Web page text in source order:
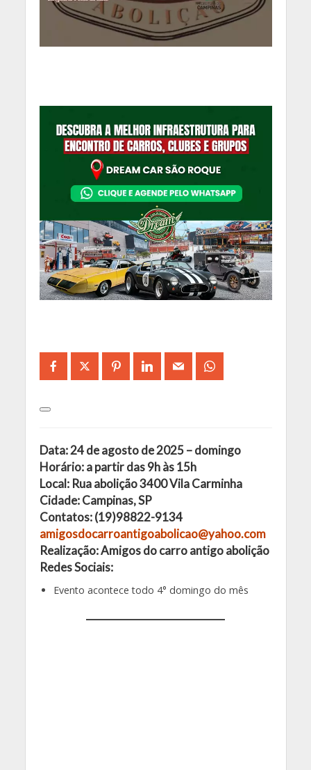
Data: 24 de agosto de 2025 – domingo
Horário: a partir das 9h às 15h
Local: Rua abolição 3400 Vila Carminha
Cidade: Campinas, SP
Contatos: (19)98822-9134
amigosdocarroantigoabolicao@yahoo.com
Realização: Amigos do carro antigo abolição
Redes Sociais:
Evento acontece todo 4° domingo do mês